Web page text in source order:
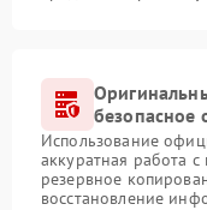
безопасное
Использование
аккуратная работа
резервное
восстановление